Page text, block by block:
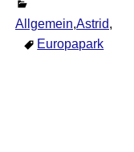
Allgemein,Astrid,
Europapark